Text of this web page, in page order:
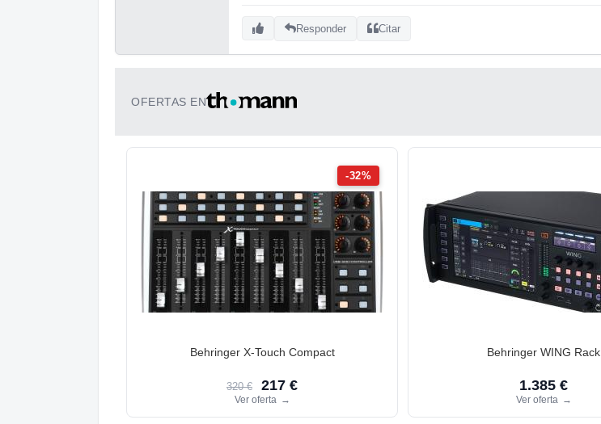
Responder Citar
OFERTAS EN
-32%
Behringer X-Touch Compact
320 € 217 €
Ver oferta →
Behringer WING Rack
1.385 €
Ver oferta →